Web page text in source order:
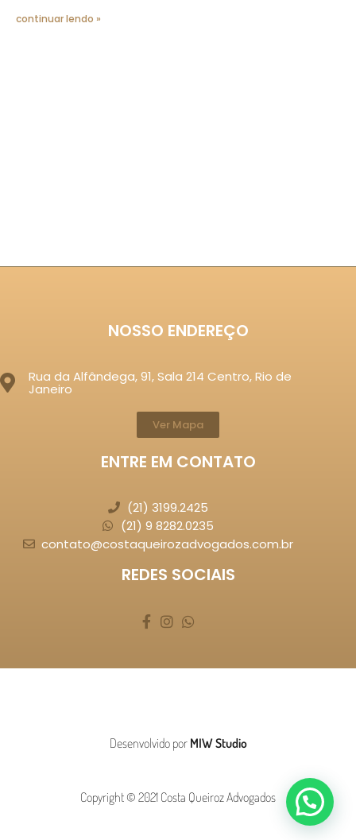
continuar lendo »
NOSSO ENDEREÇO
Rua da Alfândega, 91, Sala 214 Centro, Rio de
Janeiro
Ver Mapa
ENTRE EM CONTATO
(21) 3199.2425
(21) 9 8282.0235
contato@costaqueirozadvogados.com.br
REDES SOCIAIS
Copyright © 2021 Costa Queiroz Advogados
Desenvolvido por MIW Studio